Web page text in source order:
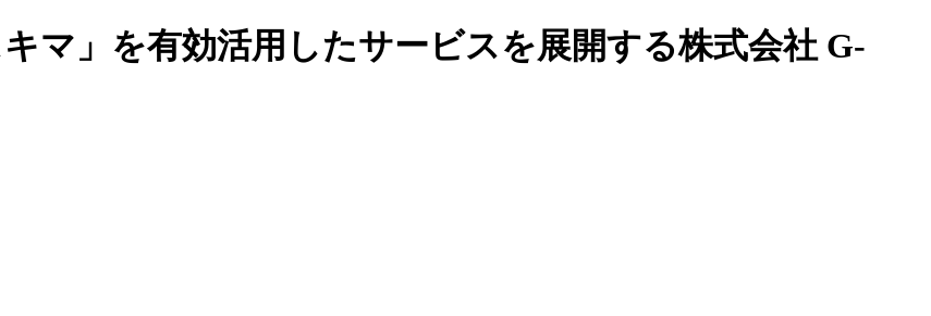
マ」を有効活用したサービスを展開する株式会社 G-